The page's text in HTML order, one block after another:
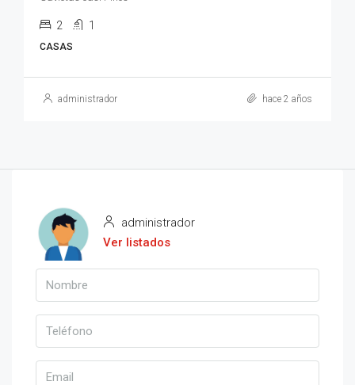
2 1
CASAS
administrador hace 2 años
administrador
Ver listados